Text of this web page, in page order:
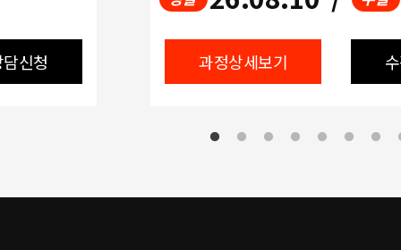
신청 과정상세보기